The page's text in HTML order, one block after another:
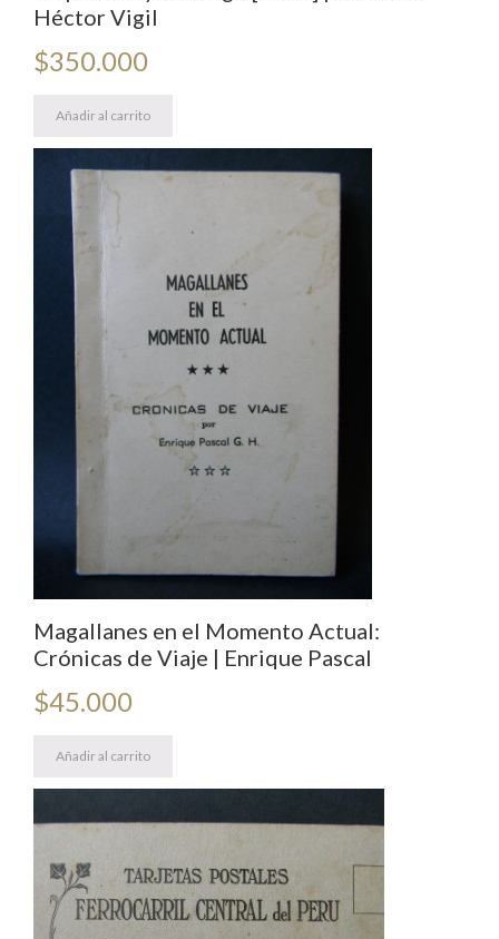
Héctor Vigil
$350.000
Añadir al carrito
Magallanes en el Momento Actual:
Crónicas de Viaje | Enrique Pascal
$45.000
Añadir al carrito